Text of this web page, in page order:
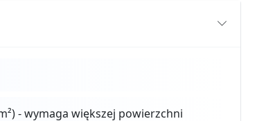
- wymaga większej powierzchni